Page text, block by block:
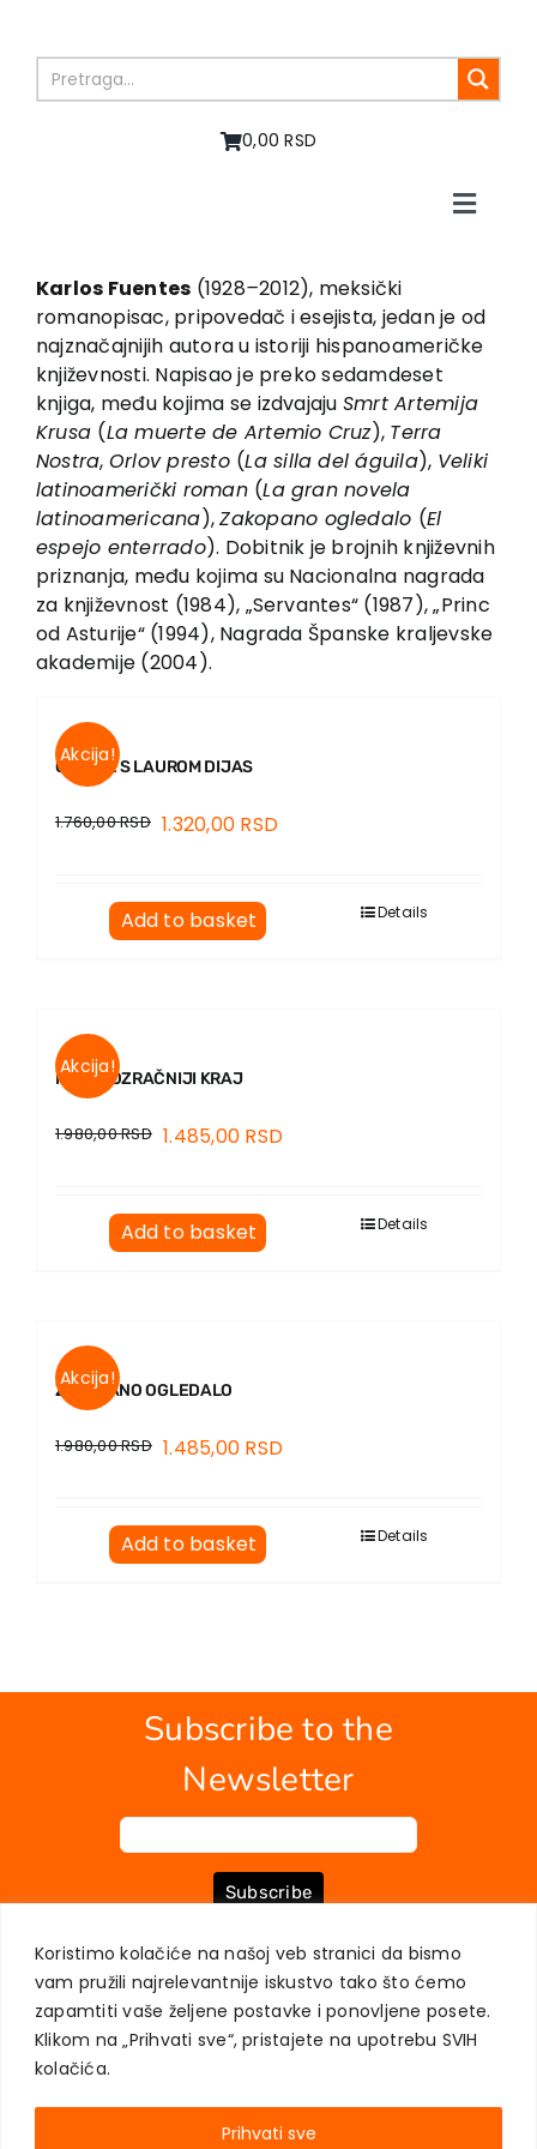
Koristimo kolačiće na našoj veb stranici da bismo
vam pružili najrelevantnije iskustvo tako što ćemo
zapamtiti vaše željene postavke i ponovljene posete.
Klikom na „Prihvati sve“, pristajete na upotrebu SVIH
kolačića.
Prihvati sve
content
0,00 RSD
Toggle
About us
Books
In preparation
Sale
Authors
News
EU PROJECTS
Contact
Karlos Fuentes (1928–2012), meksički
romanopisac, pripovedač i esejista, jedan je od
najznačajnijih autora u istoriji hispanoameričke
književnosti. Napisao je preko sedamdeset
knjiga, među kojima se izdvajaju Smrt Artemija
Krusa (La muerte de Artemio Cruz), Terra
Nostra, Orlov presto (La silla del águila), Veliki
latinoamerički roman (La gran novela
latinoamericana),Zakopano ogledalo (El
espejo enterrado). Dobitnik je brojnih književnih
priznanja, među kojima su Nacionalna nagrada
za književnost (1984), „Servantes“ (1987), „Princ
od Asturije“ (1994), Nagrada Španske kraljevske
akademije (2004).
Akcija!
GODINE S LAUROM DIJAS
1.760,00RSD 1.320,00 RSD
Add to basket Details
Akcija!
NAJPROZRAČNIJI KRAJ
1.980,00RSD 1.485,00 RSD
Add to basket Details
Akcija!
ZAKOPANO OGLEDALO
1.980,00RSD 1.485,00 RSD
Add to basket Details
Subscribe to the
Newsletter
Subscribe
ABOUT US BOOKS MY ACCOUNT CONTACT
TERMS OF PURCHASE
USER PRIVACY PROTECTION